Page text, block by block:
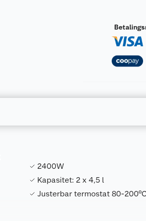
2400W
Kapasitet: 2 x 4,5 l
Justerbar termostat 80-